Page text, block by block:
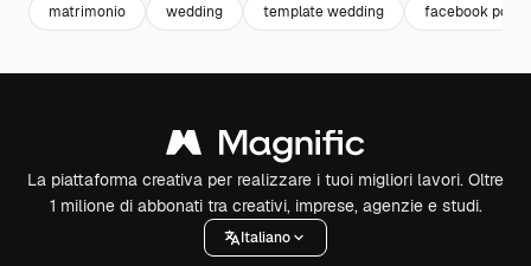
matrimonio wedding template wedding facebook post
La piattaforma creativa per realizzare i tuoi migliori lavori. Oltre
1 milione di abbonati tra creativi, imprese, agenzie e studi.
Italiano